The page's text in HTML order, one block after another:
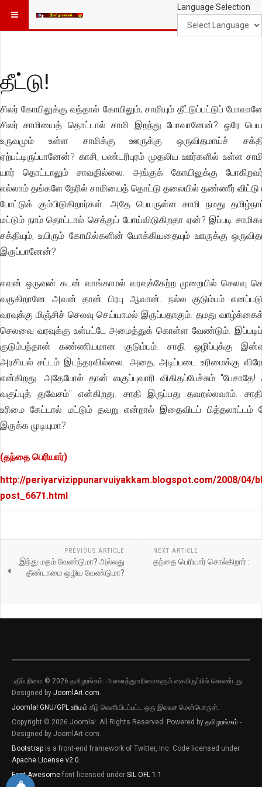
Language Selection
தீட்டு!
சிலர் கோயிலுக்கு வந்தால் கோயிலும், சாமியும் தீட்டுப்பட்டுப்
சிலர் சாமியைத் தொட்டால் சாமி இறந்து போவானேன்? ஒரே
உருவமும் உள்ள சாமிக்கு ஊருக்கு ஒருவிதமாய்ச்
ஏற்பட்டிருப்பானேன்? காசி, பண்டரிபுரம் முதலிய ஊர்களில் உள்ள
யார் தொட்டாலும் சாவதில்லை. அங்குக் கோயிலுக்கு
எல்லாம் தங்களே நேரில் சாமியைத் தொட்டு தலையில் தண்ணீர் விட்டு
போட்டுக் கும்பிடுகிறார்கள். அதே பெயருள்ள சாமி நமது
மட்டும் நாம் தொட்டால் செத்துப் போய்விடுகிறதா ஏன்? இப்படி
சக்தியும், உயிரும் கோயில்களின் யோக்கியதையும் ஊருக்கு
இருப்பானேன்?
எவன் ஒருவன் கடன் வாங்காமல் வரவுக்கேற்ற முறையில் செலவு
வருகிறானே அவன் தான் பிரபு ஆவான். நல்ல குடும்பம்
வரவுக்கு மிஞ்சிச் செலவு செய்யாமல் இருப்பதாகும். தமது
செலவை வரவுக்கு உள்பட்டே அமைத்துக் கொள்ள வேண்டும்.
குடும்பந்தான் கண்ணியமான குடும்பம். சாதி ஒழிப்புக்கு
அரசியல் சட்டம் இடந்தரவில்லை. அதை, அடிப்படை உரிமைக்கு
என்கிறது. அதேபோல் தான் வகுப்புவாரி விகிதப்பேச்சும் "பேசாதே!
வகுப்புத் துவேசம்" என்கிறது. சாதி இருப்பது தவறல்லவாம்.
உரிமை கேட்டால் மட்டும் தவறு என்றால் இதைவிடப் பித்தலாட்டம்
இருக்க முடியுமா?
(தந்தை பெரியார்)
http://periyarvizippunarvuiyakkam.blogspot.com/2008/04/
post_6671.html
PREVIOUS ARTICLE
இந்து மதம் வேண்டுமா? அல்லது
தீண்டாமை ஒழிய வேண்டுமா?
NEXT ARTICLE
தந்தை பெரியார் சொல்கிறார் :
பதிப்புரிமை © 2026 தமிழரங்கம். அனைத்து உரிமைகளும் கையிருப்பில் கொண்டது.
Designed by JoomlArt.com.
Joomla! GNU/GPL உரிமம் கீழ் வெளியிடப்பட்ட ஒரு இலவச மென்பொருள்.
Copyright © 2026 Joomla!. All Rights Reserved. Powered by தமிழரங்கம் -
Designed by JoomlArt.com.
Bootstrap is a front-end framework of Twitter, Inc. Code licensed under
Apache License v2.0.
Font Awesome font licensed under SIL OFL 1.1 .